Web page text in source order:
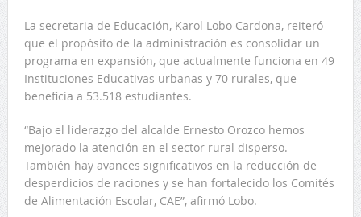
La secretaria de Educación, Karol Lobo Cardona, reiteró
que el propósito de la administración es consolidar un
programa en expansión, que actualmente funciona en 49
Instituciones Educativas urbanas y 70 rurales, que
beneficia a 53.518 estudiantes.
“Bajo el liderazgo del alcalde Ernesto Orozco hemos
mejorado la atención en el sector rural disperso.
También hay avances significativos en la reducción de
desperdicios de raciones y se han fortalecido los Comités
de Alimentación Escolar, CAE”, afirmó Lobo.